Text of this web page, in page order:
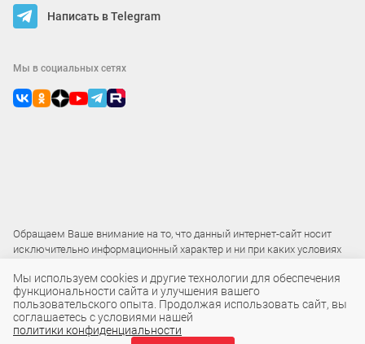
Написать в Telegram
Мы в социальных сетях
Обращаем Ваше внимание на то, что данный интернет-сайт носит
исключительно информационный характер и ни при каких условиях
2015 – 2026 © ООО «Локос»
Мы используем cookies и другие технологии для обеспечения
функциональности сайта и улучшения вашего
пользовательского опыта. Продолжая использовать сайт, вы
соглашаетесь с условиями нашей
политики конфиденциальности